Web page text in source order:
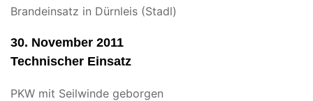
Brandeinsatz in Dürnleis (Stadl)
30. November 2011
Technischer Einsatz
PKW mit Seilwinde geborgen